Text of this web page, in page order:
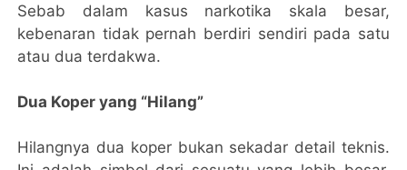
Sebab dalam kasus narkotika skala besar,
kebenaran tidak pernah berdiri sendiri pada satu
atau dua terdakwa.
Dua Koper yang “Hilang”
Hilangnya dua koper bukan sekadar detail teknis.